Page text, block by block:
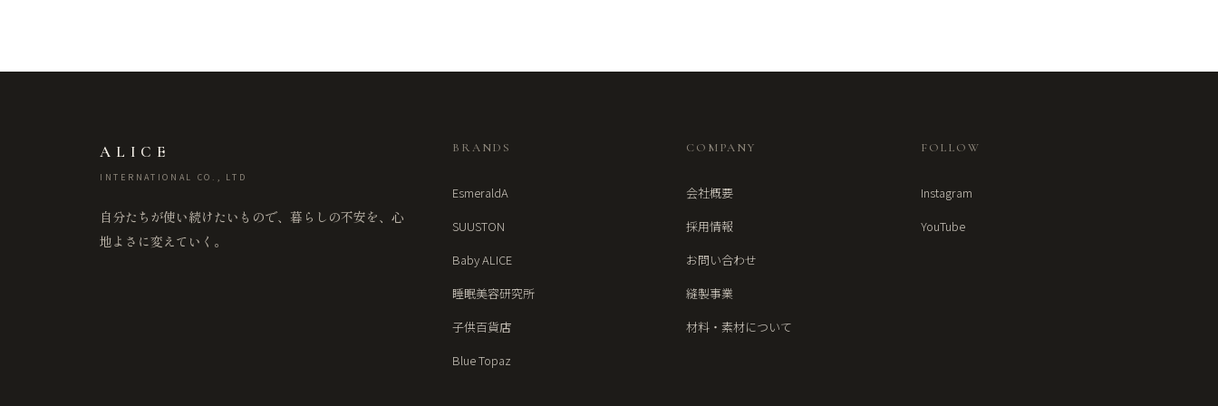
ALICE
INTERNATIONAL CO., LTD
自分たちが使い続けたいもので、暮らしの不安を、心
地よさに変えていく。
BRANDS
EsmeraldA
SUUSTON
Baby ALICE
睡眠美容研究所
子供百貨店
Blue Topaz
COMPANY
会社概要
採用情報
お問い合わせ
縫製事業
材料・素材について
FOLLOW
Instagram
YouTube